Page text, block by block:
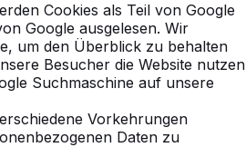
Cookies als Teil von Google
Google ausgelesen. Wir
um den Überblick zu behalten
Besucher die Website nutzen
Suchmaschine auf unsere
Vorkehrungen
Daten zu
Tischtennistische
Fußvolleyball
Tischkicker
Spieltische
Bänke
Zubehör